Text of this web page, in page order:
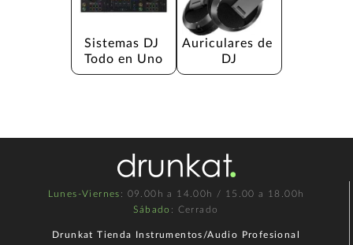
Sistemas DJ
Todo en Uno
Auriculares de
DJ
Lunes-Viernes : 09.00h a 14.00h / 15.00 a 18.00h
Sábado : Cerrado
Drunkat Tienda Instrumentos/Audio Profesional